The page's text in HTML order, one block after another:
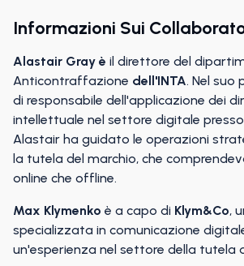
Informazioni Sui
Alastair Gray è il direttore del
Anticontraffazione dell'INTA. Nel suo
di responsabile dell'applicazione dei
intellettuale nel settore digitale presso
Alastair ha guidato le operazioni
la tutela del marchio, che
online che offline.
Max Klymenko è a capo di Klym&Co,
specializzata in comunicazione
un'esperienza nel settore della tutela